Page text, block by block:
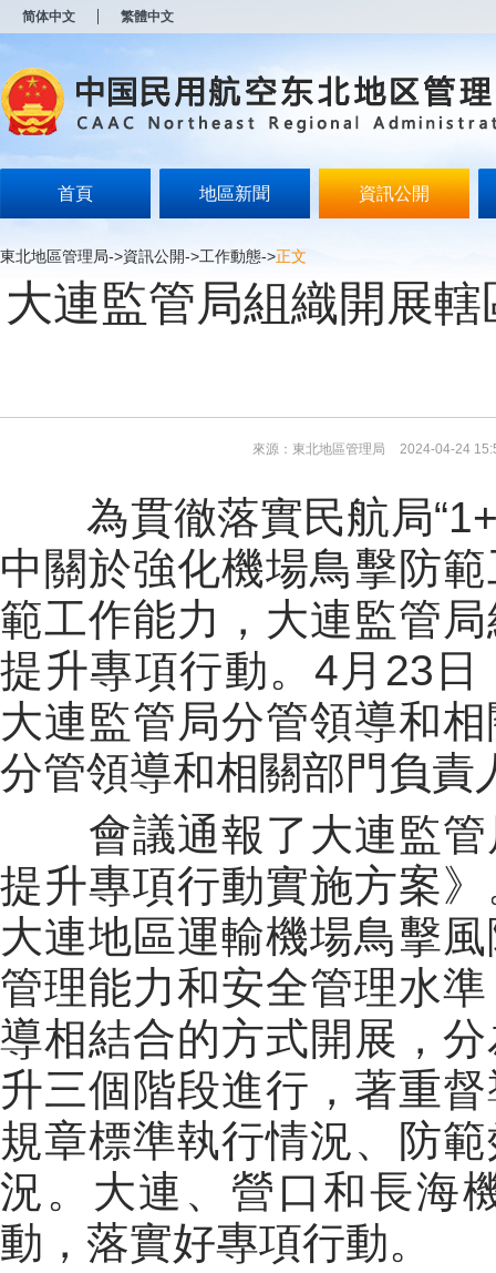
简体中文 繁體中文
首頁 地區新聞 資訊公開
東北地區管理局->資訊公開->工作動態->正文
大連監管局組織開展
來源：東北地區管理局 2024-04-24
為貫徹落實民航局
中關於強化機場鳥擊防
範工作能力，大連監管
提升專項行動。4月23
大連監管局分管領導和
分管領導和相關部門負責
會議通報了大連監管
提升專項行動實施方案
大連地區運輸機場鳥擊
管理能力和安全管理水
導相結合的方式開展，
升三個階段進行，著重
規章標準執行情況、防
況。大連、營口和長海
動，落實好專項行動。
开
无
障
说
按
Alt
浪